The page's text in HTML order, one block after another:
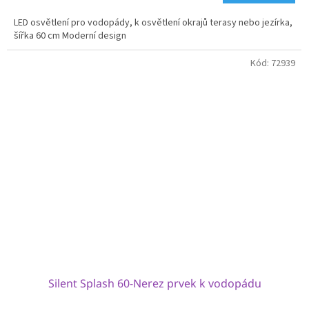
LED osvětlení pro vodopády, k osvětlení okrajů terasy nebo jezírka,
šířka 60 cm Moderní design
Silent Splash 60-Nerez prvek k vodopádu
Kód: 72939